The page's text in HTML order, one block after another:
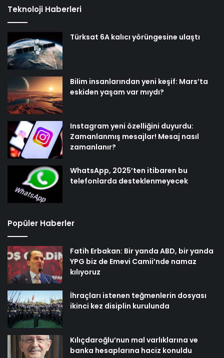
Teknoloji Haberleri
Türksat 6A kalıcı yörüngesine ulaştı
Bilim insanlarından yeni keşif: Mars’ta
eskiden yaşam var mıydı?
Instagram yeni özelliğini duyurdu:
Zamanlanmış mesajlar! Mesaj nasıl
zamanlanır?
WhatsApp, 2025’ten itibaren bu
telefonlarda desteklenmeyecek
Popüler Haberler
Fatih Erbakan: Bir yanda ABD, bir yanda
YPG biz de Emevi Camii’nde namaz
kılıyoruz
İhraçları istenen teğmenlerin dosyası
ikinci kez disiplin kurulunda
Kılıçdaroğlu’nun mal varlıklarına ve
banka hesaplarına haciz konuldu